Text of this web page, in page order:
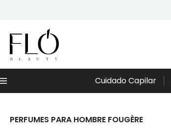
Menú Cuidado Capilar
PERFUMES PARA HOMBRE FOUGÈRE